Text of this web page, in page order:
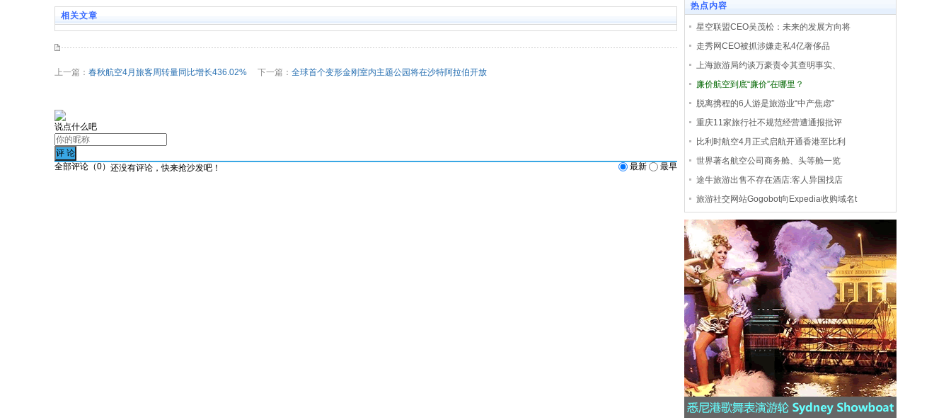
相关文章
上一篇： 春秋航空4月旅客周转量同比增长436.02% 下一篇： 全球首个变形金刚室内主题公园将在沙特阿拉伯开放
说点什么吧
全部评论（0） 最新 最早
还没有评论，快来抢沙发吧！
热点内容
星空联盟CEO吴茂松：未来的发展方向将
走秀网CEO被抓涉嫌走私4亿奢侈品
上海旅游局约谈万豪责令其查明事实、
廉价航空到底“廉价”在哪里？
脱离携程的6人游是旅游业“中产焦虑”
重庆11家旅行社不规范经营遭通报批评
比利时航空4月正式启航开通香港至比利
世界著名航空公司商务舱、头等舱一览
途牛旅游出售不存在酒店:客人异国找店
旅游社交网站Gogobot向Expedia收购域名t